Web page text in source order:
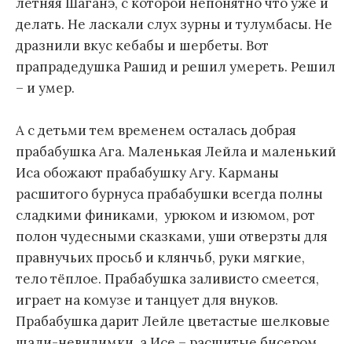
делать. Не ласкали слух зурны и тулумбасы. Не
дразнили вкус кебабы и шербеты. Вот
прапрадедушка Рашид и решил умереть. Решил
– и умер.
А с детьми тем временем осталась добрая
прабабушка Ага. Маленькая Лейла и маленький
Иса обожают прабабушку Агу. Карманы
расшитого бурнуса прабабушки всегда полны
сладкими финиками, урюком и изюмом, рот
полон чудесными сказками, уши отверзты для
правнучьих просьб и клянчьб, руки мягкие,
тело тёплое. Прабабушка заливисто смеется,
играет на комузе и танцует для внуков.
Прабабушка дарит Лейле цветастые шелковые